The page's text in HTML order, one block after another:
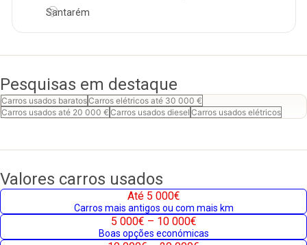
Santarém
Pesquisas em destaque
Carros usados baratosCarros elétricos até 30 000 €
Carros usados até 20 000 € Carros usados diesel Carros usados elétricos
Valores carros usados
Até 5 000€
Carros mais antigos ou com mais km
5 000€ – 10 000€
Boas opções económicas